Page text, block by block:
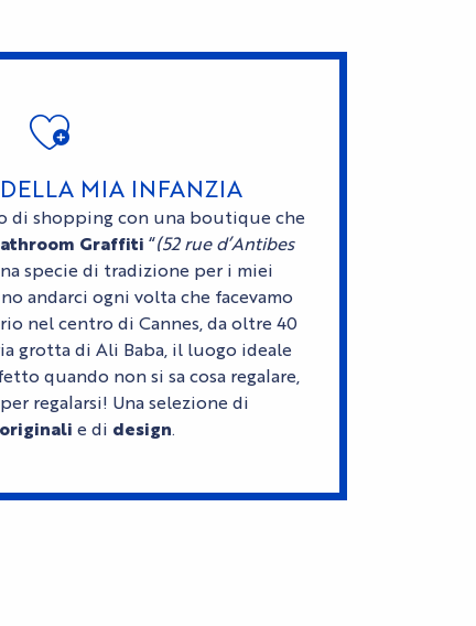
MIA INFANZIA
di shopping con una boutique che
Graffiti “(52 rue d’Antibes
specie di tradizione per i miei
andarci ogni volta che facevamo
nel centro di Cannes, da oltre 40
grotta di Ali Baba, il luogo ideale
quando non si sa cosa regalare,
regalarsi! Una selezione di
originali e di design.